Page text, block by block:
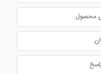
محصول